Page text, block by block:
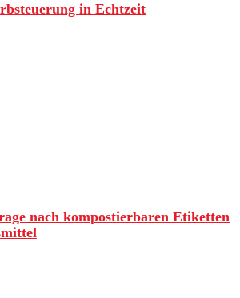
in Echtzeit
nach kompostierbaren Etiketten